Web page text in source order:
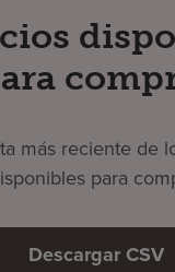
más reciente de
para
Descargar CSV